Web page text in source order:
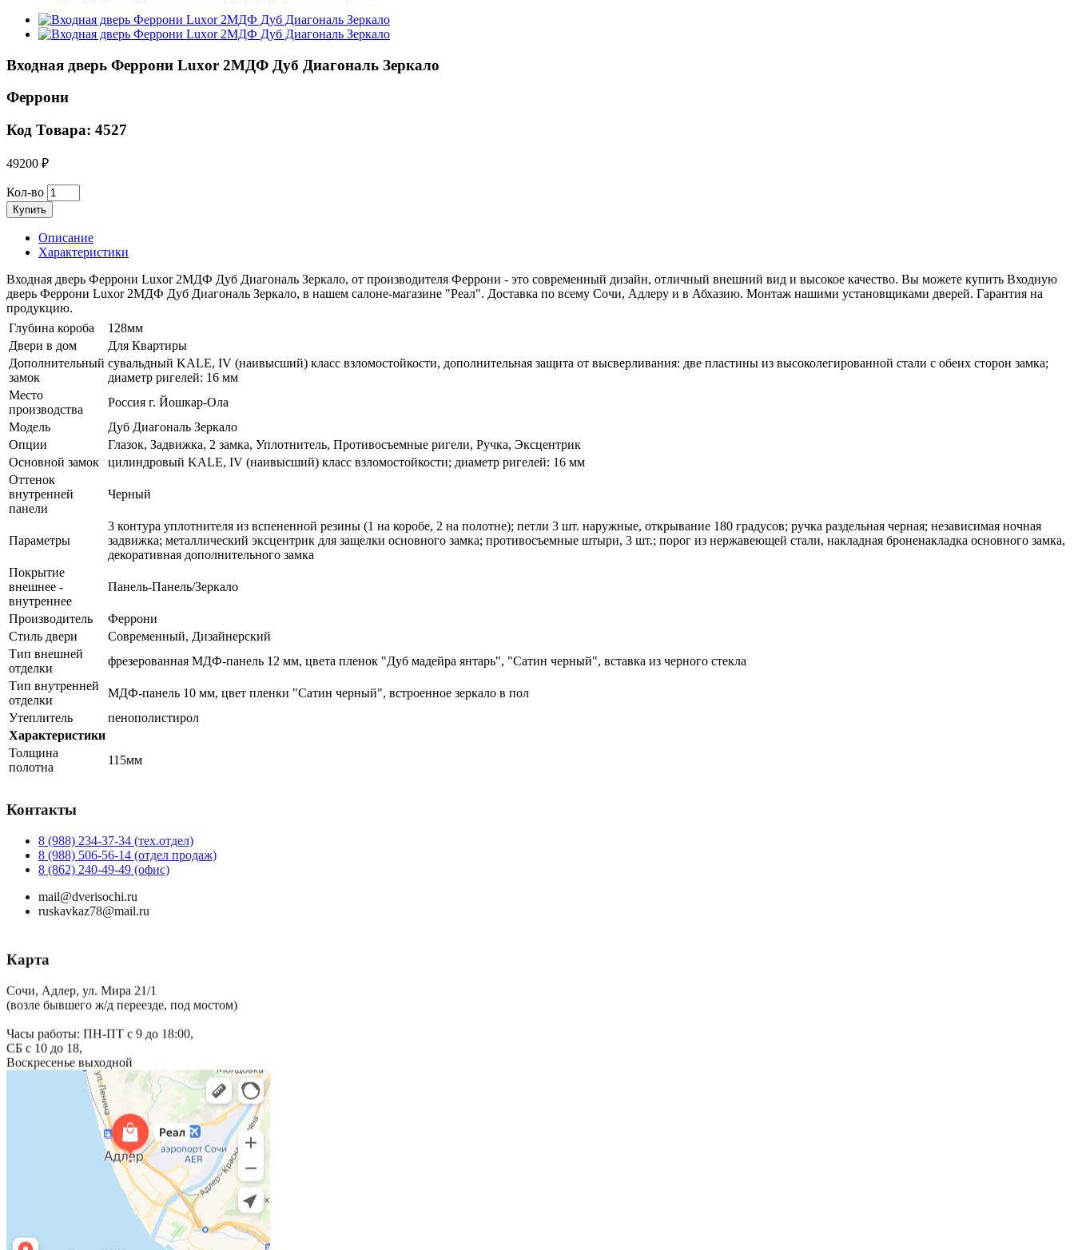
Входная дверь Феррони Luxor 2МДФ Дуб Диагональ Зеркало
Феррони
Код Товара: 4527
49200 ₽
Кол-во
Купить
Описание
Характеристики
Входная дверь Феррони Luxor 2МДФ Дуб Диагональ Зеркало, от производителя Феррони - это современный дизайн, отличный внешний вид и высокое качество. Вы можете купить Входную
дверь Феррони Luxor 2МДФ Дуб Диагональ Зеркало, в нашем салоне-магазине "Реал". Доставка по всему Сочи, Адлеру и в Абхазию. Монтаж нашими установщиками дверей. Гарантия на
продукцию.
Глубина короба
128мм
Двери в дом
Для Квартиры
Дополнительный
замок
сувальдный KALE, IV (наивысший) класс взломостойкости, дополнительная защита от высверливания: две пластины из высоколегированной стали с обеих сторон замка;
диаметр ригелей: 16 мм
Место
производства
Россия г. Йошкар-Ола
Модель
Дуб Диагональ Зеркало
Опции
Глазок, Задвижка, 2 замка, Уплотнитель, Противосъемные ригели, Ручка, Эксцентрик
Основной замок
цилиндровый KALE, IV (наивысший) класс взломостойкости; диаметр ригелей: 16 мм
Оттенок
внутренней
панели
Черный
Параметры
3 контура уплотнителя из вспененной резины (1 на коробе, 2 на полотне); петли 3 шт. наружные, открывание 180 градусов; ручка раздельная черная; независимая ночная
задвижка; металлический эксцентрик для защелки основного замка; противосъемные штыри, 3 шт.; порог из нержавеющей стали, накладная броненакладка основного замка,
декоративная дополнительного замка
Покрытие
внешнее -
внутреннее
Панель-Панель/Зеркало
Производитель
Феррони
Стиль двери
Современный, Дизайнерский
Тип внешней
отделки
фрезерованная МДФ-панель 12 мм, цвета пленок "Дуб мадейра янтарь", "Сатин черный", вставка из черного стекла
Тип внутренней
отделки
МДФ-панель 10 мм, цвет пленки "Сатин черный", встроенное зеркало в пол
Утеплитель
пенополистирол
Характеристики
Толщина
полотна
115мм
Контакты
8 (988) 234-37-34 (тех.отдел)
8 (988) 506-56-14 (отдел продаж)
8 (862) 240-49-49 (офис)
mail@dverisochi.ru
ruskavkaz78@mail.ru
Карта
Сочи, Адлер, ул. Мира 21/1
(возле бывшего ж/д переезде, под мостом)
Часы работы: ПН-ПТ с 9 до 18:00,
СБ с 10 до 18,
Воскресенье выходной